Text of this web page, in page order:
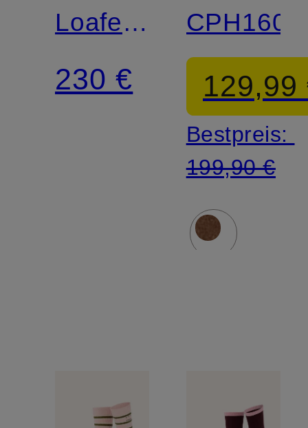
Loafer
CPH848
230 €
CPH160
129,99
Bestpreis:
199,90 €